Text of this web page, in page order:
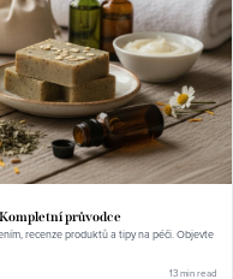
průvodce
recenze produktů a tipy na péči. Objevte
13 min read